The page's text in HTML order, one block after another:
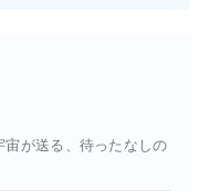
宙が送る、待ったなしの